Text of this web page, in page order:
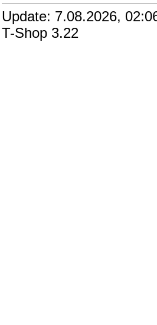
Update: 7.08.2026,
T-Shop 3.22